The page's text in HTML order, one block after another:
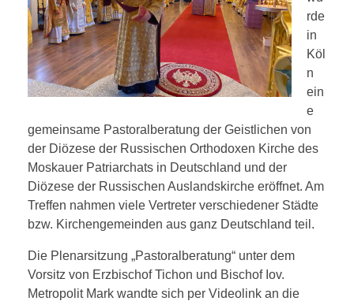
日本語
rde
in
Köl
n
ein
e
gemeinsame Pastoralberatung der Geistlichen von
der Diözese der Russischen Orthodoxen Kirche des
Moskauer Patriarchats in Deutschland und der
Diözese der Russischen Auslandskirche eröffnet. Am
Treffen nahmen viele Vertreter verschiedener Städte
bzw. Kirchengemeinden aus ganz Deutschland teil.
Die Plenarsitzung „Pastoralberatung“ unter dem
Vorsitz von Erzbischof Tichon und Bischof Iov.
Metropolit Mark wandte sich per Videolink an die